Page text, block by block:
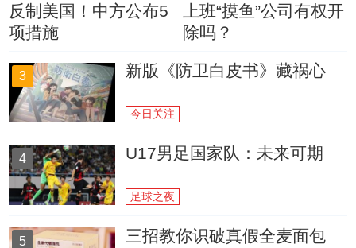
反制美国！中方公布5
项措施
上班“摸鱼”公司有权开
除吗？
3 新版《防卫白皮书》藏祸心
今日关注
4 U17男足国家队：未来可期
足球之夜
5 三招教你识破真假全麦面包